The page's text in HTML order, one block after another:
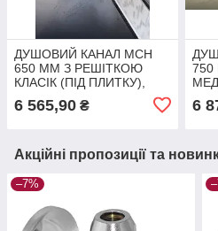
ДУШОВИЙ КАНАЛ МСН
650 ММ З РЕШІТКОЮ
КЛАСІК (ПІД ПЛИТКУ),
ГОРИЗОНТАЛЬНИЙ
6 565,90 ₴ 6
Акційні пропозиції та
–7%